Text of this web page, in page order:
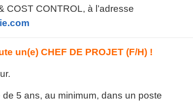
COST CONTROL, à l’adresse
un(e) CHEF DE PROJET (F/H) !
5 ans, au minimum, dans un poste